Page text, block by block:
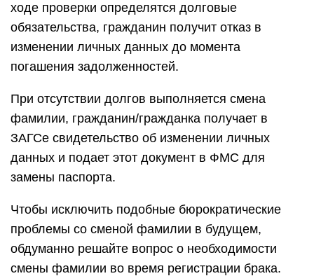
ходе проверки определятся долговые
обязательства, гражданин получит отказ в
изменении личных данных до момента
погашения задолженностей.
При отсутствии долгов выполняется смена
фамилии, гражданин/гражданка получает в
ЗАГСе свидетельство об изменении личных
данных и подает этот документ в ФМС для
замены паспорта.
Чтобы исключить подобные бюрократические
проблемы со сменой фамилии в будущем,
обдуманно решайте вопрос о необходимости
смены фамилии во время регистрации брака.